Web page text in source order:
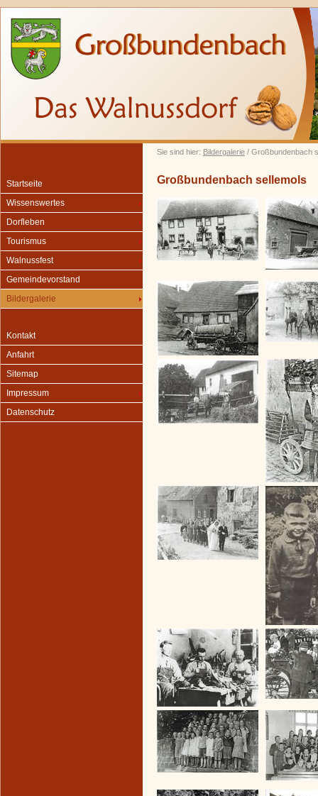
Sie sind hier: Bildergalerie / Großbundenbach
Startseite
Wissenswertes
Dorfleben
Tourismus
Walnussfest
Gemeindevorstand
Bildergalerie
Kontakt
Anfahrt
Sitemap
Impressum
Datenschutz
Großbundenbach sellemols